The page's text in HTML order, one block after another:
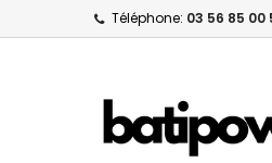
Téléphone: 03 56 85 00